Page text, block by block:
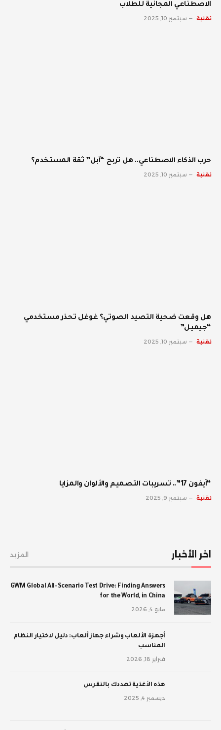
الاصطناعي المجانية للطلاب
تقنية سبتمبر 10, 2025
حرب الذكاء الاصطناعي.. هل تربح “آبل” ثقة المستخدم؟
تقنية سبتمبر 10, 2025
هل وقعت ضحية التصيد الصوتي؟ غوغل تحذر مستخدمي
“جيميل”
تقنية سبتمبر 10, 2025
“آيفون 17”.. تسريبات التصميم والألوان والمزايا
تقنية سبتمبر 9, 2025
اخر الأخبار المزيد
GWM Global All-Scenario Test Drive: Finding Answers
for the World, in China
مايو 4, 2026
أجهزة الألعاب وشراء جهاز ألعاب: دليل لاختيار النظام
المناسب
فبراير 18, 2026
‫هذه الأغذية تهددك بالنقرس
ديسمبر 4, 2025